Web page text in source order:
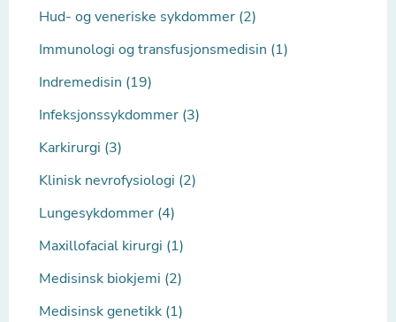
Hud- og veneriske sykdommer (2)
Immunologi og transfusjonsmedisin (1)
Indremedisin (19)
Infeksjonssykdommer (3)
Karkirurgi (3)
Klinisk nevrofysiologi (2)
Lungesykdommer (4)
Maxillofacial kirurgi (1)
Medisinsk biokjemi (2)
Medisinsk genetikk (1)